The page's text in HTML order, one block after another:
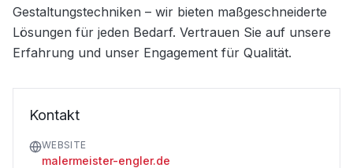
Gestaltungstechniken – wir bieten maßgeschneiderte
Lösungen für jeden Bedarf. Vertrauen Sie auf unsere
Erfahrung und unser Engagement für Qualität.
Kontakt
WEBSITE
malermeister-engler.de